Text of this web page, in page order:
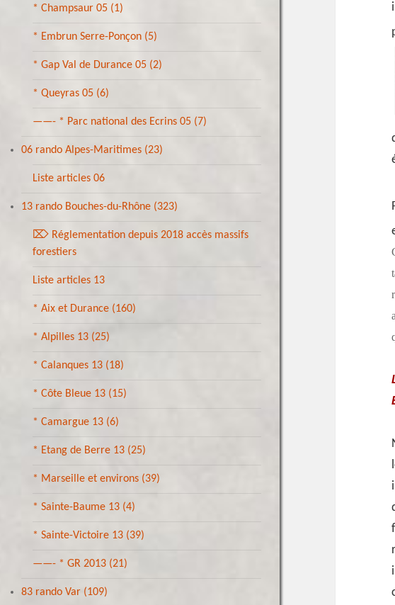
* Champsaur 05 (1)
* Embrun Serre-Ponçon (5)
* Gap Val de Durance 05 (2)
* Queyras 05 (6)
——- * Parc national des Ecrins 05 (7)
06 rando Alpes-Maritimes (23)
Liste articles 06
13 rando Bouches-du-Rhône (323)
⌦ Réglementation depuis 2018 accès massifs
forestiers
Liste articles 13
* Aix et Durance (160)
* Alpilles 13 (25)
* Calanques 13 (18)
* Côte Bleue 13 (15)
* Camargue 13 (6)
* Etang de Berre 13 (25)
* Marseille et environs (39)
* Sainte-Baume 13 (4)
* Sainte-Victoire 13 (39)
——- * GR 2013 (21)
83 rando Var (109)